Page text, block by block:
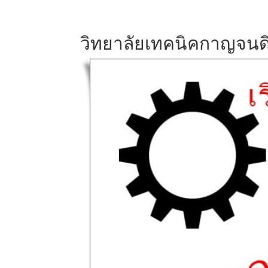
วิทยาลัยเทคนิคกาญจน